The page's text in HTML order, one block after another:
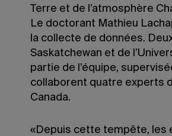
Terre et de l’atmosphère
Le doctorant Mathieu
la collecte de données.
Saskatchewan et de
partie de l’équipe,
collaborent quatre experts
Canada.
«Depuis cette tempête, les